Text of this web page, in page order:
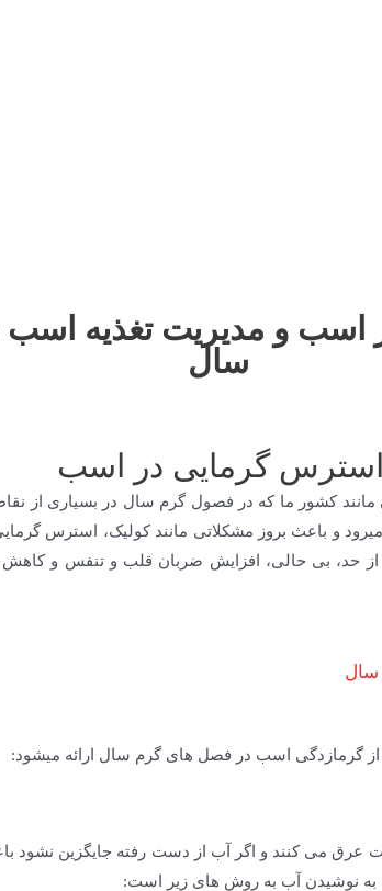
اسب و مدیریت تغذیه
سال
استرس گرمایی در اسب
کشور ما که در فصول گرم سال در بسیاری از نقاط
و باعث بروز مشکلاتی مانند کولیک، استرس
حد، بی حالی، افزایش ضربان قلب و تنفس و کاهش
سال
گرمازدگی اسب در فصل های گرم سال ارائه میشود:
و فعالیت های شدید تا ۱۵ لیتر در ساعت عرق می کنند و اگر آب از دست
به نوشیدن آب به روش های زیر است: